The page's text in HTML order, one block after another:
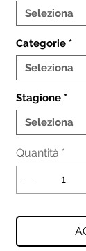
Seleziona
Categorie *
Seleziona
Stagione *
Seleziona
Quantità *